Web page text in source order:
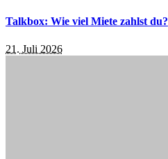
Talkbox: Wie viel Miete zahlst du?
21. Juli 2026